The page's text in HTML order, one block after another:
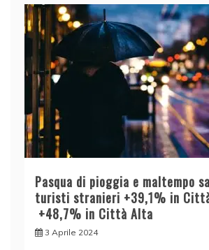
Pasqua di pioggia e maltempo
turisti stranieri +39,1% in
+48,7% in Città Alta
3 Aprile 2024